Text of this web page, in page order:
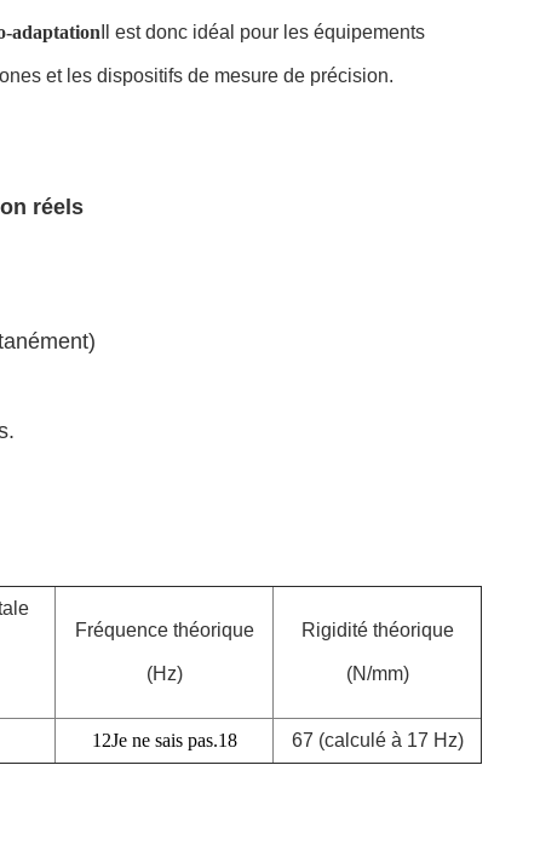
adaptation Il est donc idéal pour les équipements
et les dispositifs de mesure de précision.
réels
Fréquence théorique
(Hz)
Rigidité théorique
(N/mm)
12Je ne sais pas.18 67 (calculé à 17 Hz)